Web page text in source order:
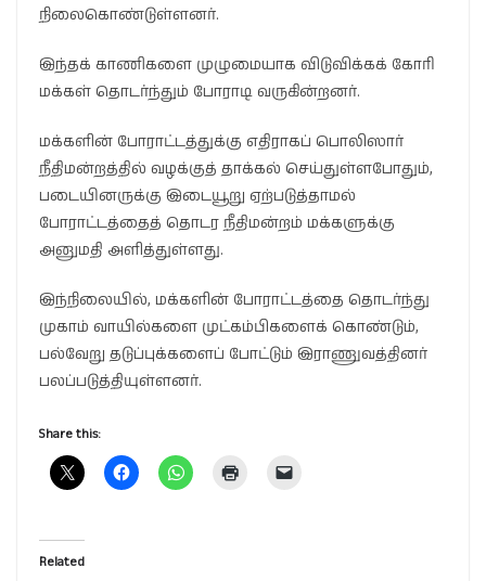
நிலைகொண்டுள்ளனர்.
இந்தக் காணிகளை முழுமையாக விடுவிக்கக் கோரி
மக்கள் தொடர்ந்தும் போராடி வருகின்றனர்.
மக்களின் போராட்டத்துக்கு எதிராகப் பொலிஸார்
நீதிமன்றத்தில் வழக்குத் தாக்கல் செய்துள்ளபோதும்,
படையினருக்கு இடையூறு ஏற்படுத்தாமல்
போராட்டத்தைத் தொடர நீதிமன்றம் மக்களுக்கு
அனுமதி அளித்துள்ளது.
இந்நிலையில், மக்களின் போராட்டத்தை தொடர்ந்து
முகாம் வாயில்களை முட்கம்பிகளைக் கொண்டும்,
பல்வேறு தடுப்புக்களைப் போட்டும் இராணுவத்தினர்
பலப்படுத்தியுள்ளனர்.
Share this:
Related